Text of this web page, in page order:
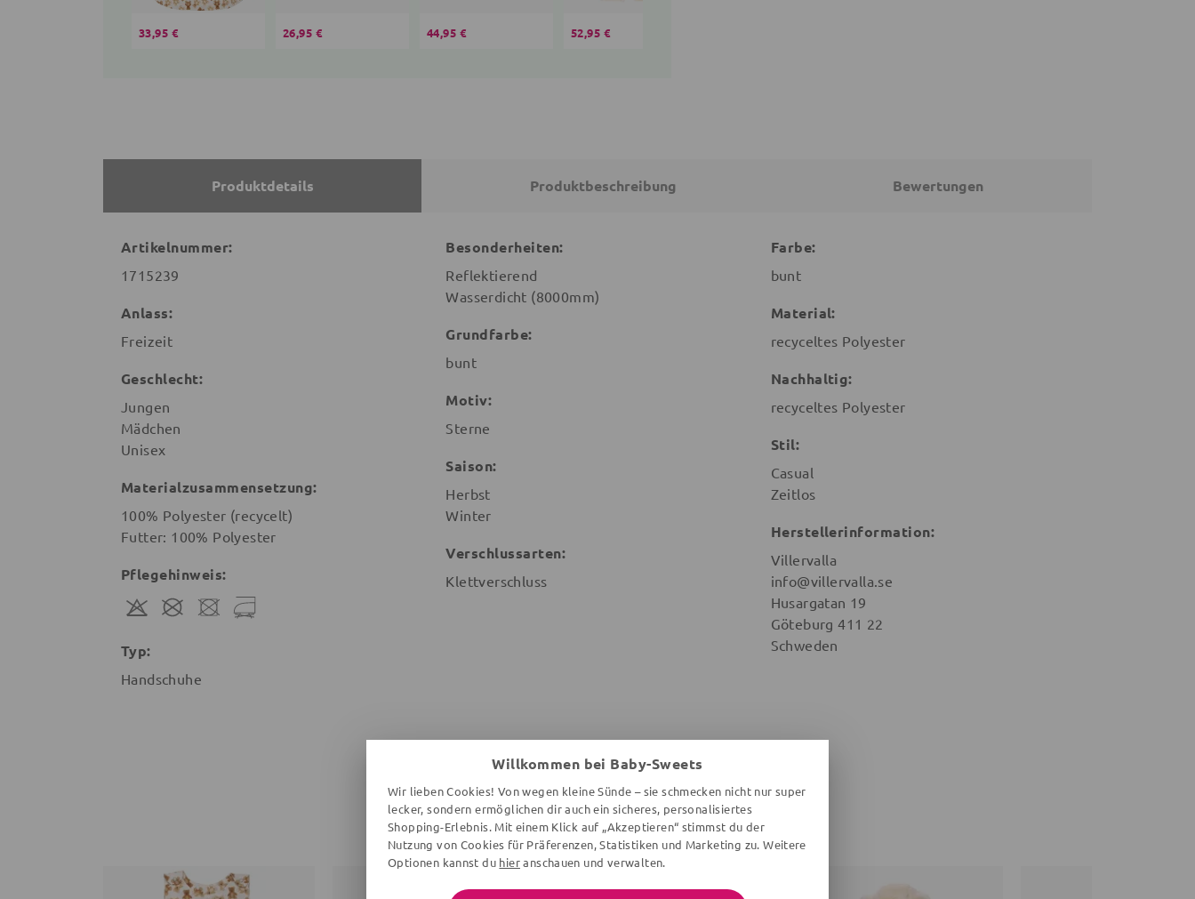
33,95 € 26,95 € 44,95 € 52,95 €
Produktdetails Produktbeschreibung Bewertungen
Artikelnummer:
1715239
Anlass:
Freizeit
Geschlecht:
Jungen
Mädchen
Unisex
Materialzusammensetzung:
100% Polyester (recycelt)
Futter: 100% Polyester
Pflegehinweis:
Typ:
Handschuhe
Besonderheiten:
Reflektierend
Wasserdicht (8000mm)
Grundfarbe:
bunt
Motiv:
Sterne
Saison:
Herbst
Winter
Verschlussarten:
Klettverschluss
Farbe:
bunt
Material:
recyceltes Polyester
Nachhaltig:
recyceltes Polyester
Stil:
Casual
Zeitlos
Herstellerinformation:
Villervalla
info@villervalla.se
Husargatan 19
Göteburg 411 22
Schweden
WEITERE ARTIKEL DER MARKE
Willkommen bei Baby-Sweets
Wir lieben Cookies! Von wegen kleine Sünde – sie schmecken nicht nur super
lecker, sondern ermöglichen dir auch ein sicheres, personalisiertes
Shopping-Erlebnis. Mit einem Klick auf „Akzeptieren“ stimmst du der
Nutzung von Cookies für Präferenzen, Statistiken und Marketing zu. Weitere
Optionen kannst du hieranschauen und verwalten.